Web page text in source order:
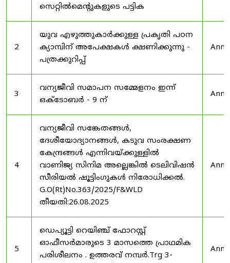
സെറ്റിൽമെന്റുകളുടെ പട്ടിക
2
യുവ എഴുത്തുകാർക്കുള്ള പ്രകൃതി പഠന
ക്യാമ്പിന് അപേക്ഷകൾ ക്ഷണിക്കുന്നു -
പത്രക്കുറിപ്പ്
3
വന്യജീവി സമാപന സമ്മേളനം ഇന്ന്
ഒക്ടോബർ - 9 ന്
4
വന്യജീവി സങ്കേതങ്ങൾ,
ദേശീയോദ്യാനങ്ങൾ, കടുവ സംരക്ഷണ
കേന്ദ്രങ്ങൾ എന്നിവയ്ക്കുള്ളിൽ
വാണിജ്യ സിനിമ അല്ലെങ്കിൽ ടെലിവിഷൻ
സീരിയൽ ഷൂട്ടിംഗുകൾ നിരോധിക്കൽ.
G.O(Rt)No.363/2025/F&WLD
തീയതി:26.08.2025
5
ഡെപ്യൂട്ടി റെയിഞ്ച് ഫോറസ്റ്റ്
ഓഫീസർമാരുടെ 3 മാസത്തെ പ്രാഥമിക
പരിശീലനം . ഉത്തരവ് നമ്പർ.Trg 3-